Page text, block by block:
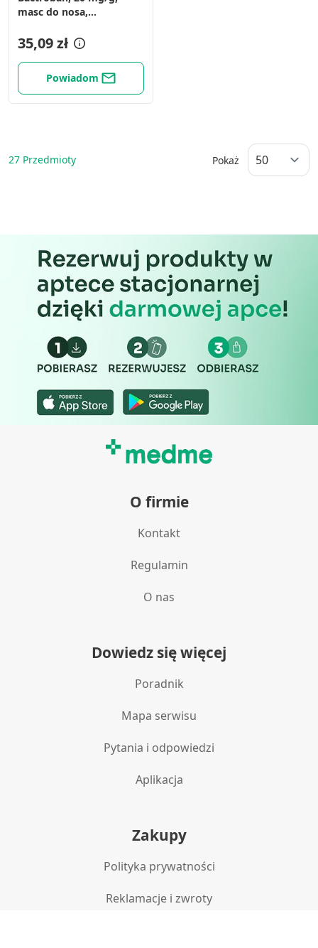
masc do nosa,
35,09 zł
Powiadom
27 Przedmioty Pokaż
O firmie
Kontakt
Regulamin
O nas
Dowiedz się więcej
Poradnik
Mapa serwisu
Pytania i odpowiedzi
Aplikacja
Zakupy
Polityka prywatności
Reklamacje i zwroty